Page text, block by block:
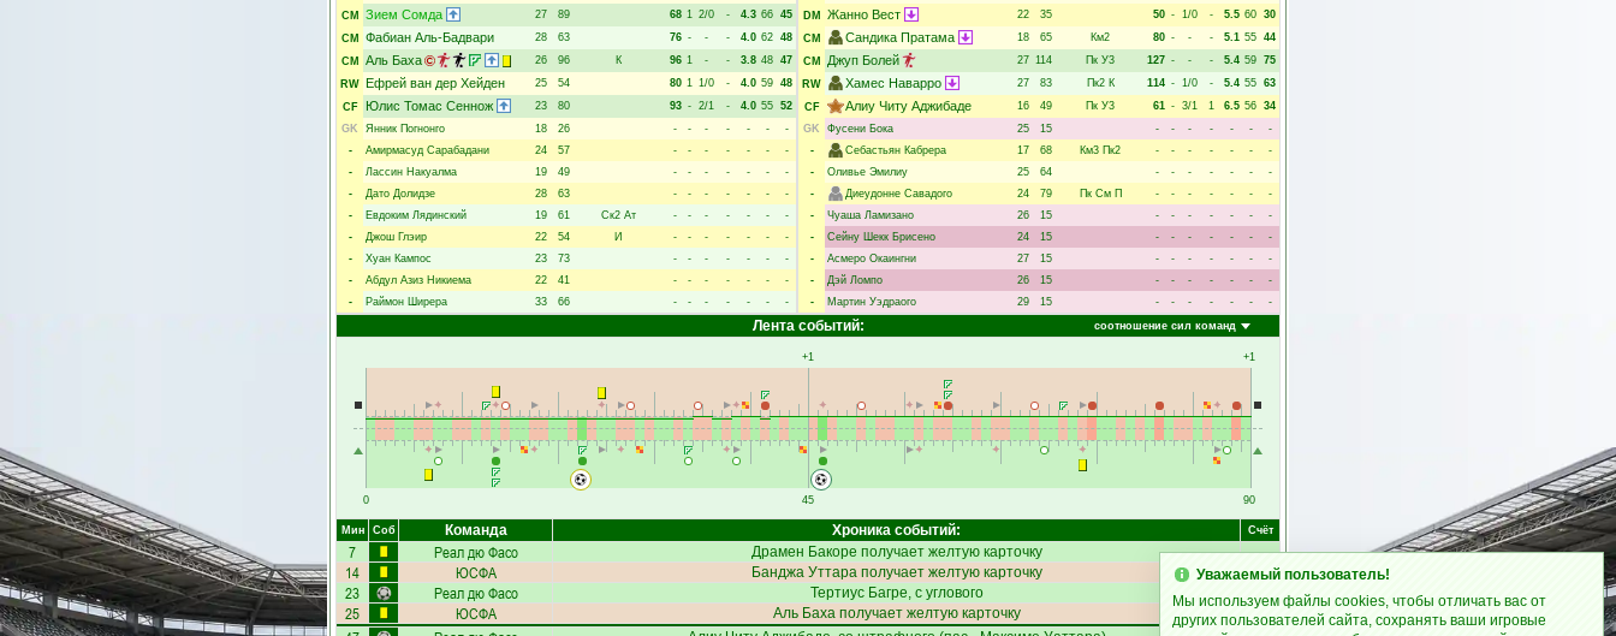
CM
Зием Сомда 27 89 68 1 2/0 - 4.3 66 45
CM
Фабиан Аль-Бадвари 28 63 76 - - - 4.0 62 48
CM
Аль Баха 26 96 К 96 1 - - 3.8 48 47
RW Ефрей ван дер Хейден 25 54 80 1 1/0 - 4.0 59 48
CF
Юлис Томас Сеннож 23 80 93 - 2/1 - 4.0 55 52
GK
Янник Погнонго 18 26 - - - - - -
-
-
Амирмасуд Сарабадани 24 57 - - - - - -
-
-
Лассин Накуалма 19 49 - - - - - -
-
-
Дато Долидзе 28 63 - - - - - -
-
-
Евдоким Лядинский 19 61 Ск2 Ат - - - - - -
-
-
Джош Глэир 22 54 И - - - - - -
-
-
Хуан Кампос 23 73 - - - - - -
-
-
Абдул Азиз Никиема 22 41 - - - - - -
-
-
Раймон Ширера 33 66 - - - - - - -
DM
Жанно Вест 22 35 50 - 1/0 - 5.5 60 30
CM
Сандика Пратама 18 65 Км2 80 - - - 5.1 55 44
CM
Джуп Болей 27 114 Пк У3 127 - - - 5.4 59 75
RW
Хамес Наварро 27 83 Пк2 К 114 - 1/0 - 5.4 55 63
CF
Алиу Читу Аджибаде 16 49 Пк У3 61 - 3/1 1 6.5 56 34
GK
Фусени Бока 25 15 - - - - - -
-
-
Себастьян Кабрера 17 68 Км3 Пк2 - - - - - -
-
-
Оливье Эмилиу 25 64 - - - - - -
-
-
Диеудонне Савадого 24 79 Пк См П - - - - - -
-
-
Чуаша Ламизано 26 15 - - - - - -
-
-
Сейну Шекк Брисено 24 15 - - - - - -
-
-
Асмеро Окаингни 27 15 - - - - - -
-
-
Дэй Ломпо 26 15 - - - - - -
-
-
Мартин Уэдраого 29 15 - - - - - -
-
соотношение сил команд
Лента событий:
0
+1
45
+1
90
Мин Соб Команда Хроника событий: Счёт
7 Реал дю Фасо Драмен Бакоре получает желтую карточку
14 ЮСФА Банджа Уттараполучает желтую карточку
23 Реал дю Фасо Тертиус Багре, с углового
25 ЮСФА Аль Бахаполучает желтую карточку
Уважаемый пользователь!
Мы используем файлы cookies, чтобы отличать вас от
других пользователей сайта, сохранять ваши игровые